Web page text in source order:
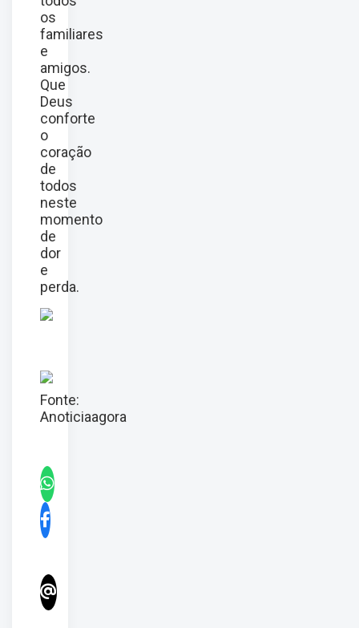
os
familiares
e
amigos.
Que
Deus
conforte
o
coração
de
todos
neste
momento
de
dor
e
perda.
Fonte:
Anoticiaagora